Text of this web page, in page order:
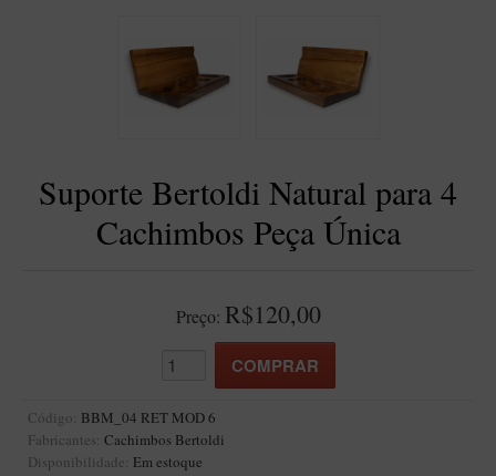
Blends Para Cachimbo
Blends Para Enrolar
Doctor Pipe
Finamore
LINHA IDELFONSO BERTOLDI
Suporte Bertoldi Natural para 4
Cachimbos Peça Única
Preço: R$120,00
Código: BBM_04 RET MOD 6
Fabricantes: Cachimbos Bertoldi
Disponibilidade: Em estoque